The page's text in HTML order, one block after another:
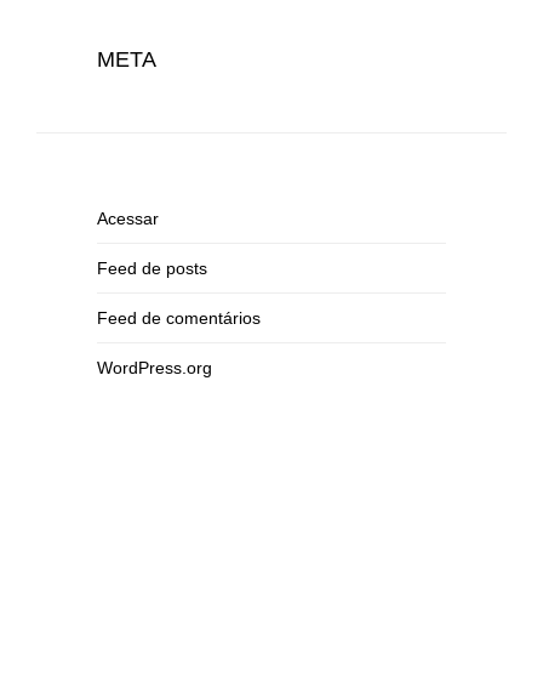
META
Acessar
Feed de posts
Feed de comentários
WordPress.org